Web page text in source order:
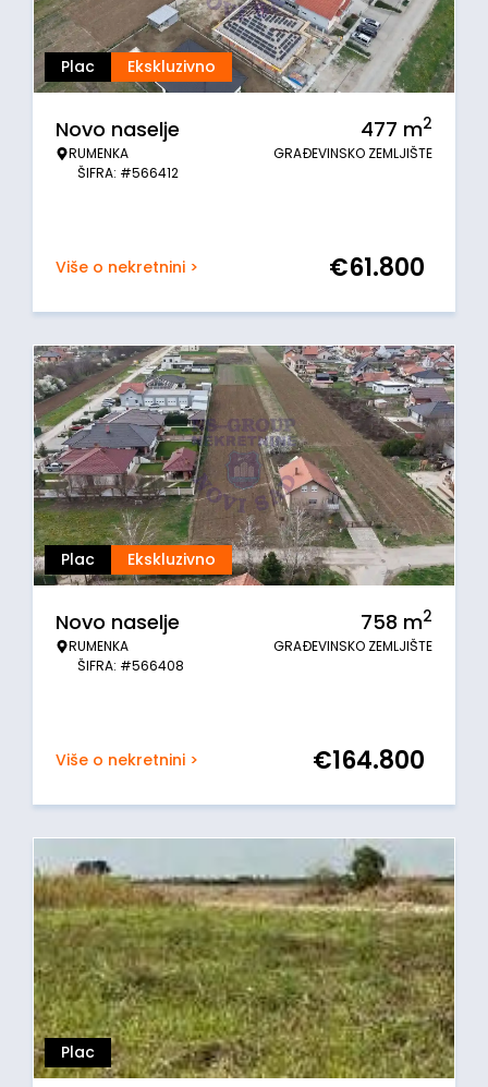
Plac Ekskluzivno
Novo naselje
RUMENKA
ŠIFRA: #566412
477 m2
GRAĐEVINSKO ZEMLJIŠTE
Više o nekretnini > €61.800
Plac Ekskluzivno
Novo naselje
RUMENKA
ŠIFRA: #566408
758 m2
GRAĐEVINSKO ZEMLJIŠTE
Više o nekretnini > €164.800
Plac